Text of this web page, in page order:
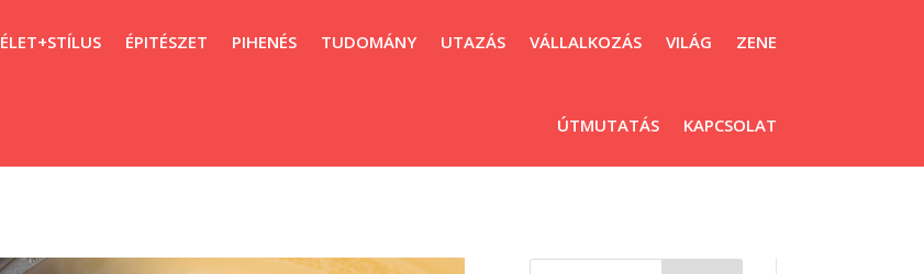
ÉLET+STÍLUS ÉPITÉSZET PIHENÉS TUDOMÁNY UTAZÁS VÁLLALKOZÁS VILÁG ZENE
ÚTMUTATÁS KAPCSOLAT